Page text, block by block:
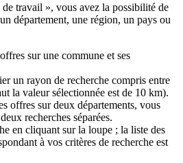
travail », vous avez la possibilité de
département, une région, un pays ou
sur une commune et ses
un rayon de recherche compris entre
la valeur sélectionnée est de 10 km).
offres sur deux départements, vous
recherches séparées.
en cliquant sur la loupe ; la liste des
à vos critères de recherche est